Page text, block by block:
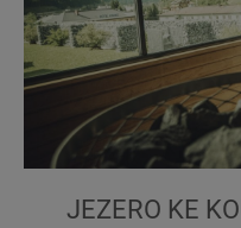
JEZERO KE